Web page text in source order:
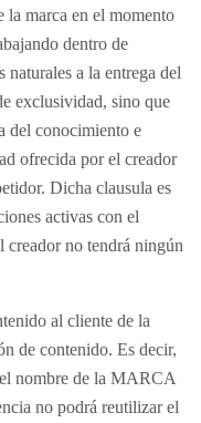
marca en el momento
dentro de
a la entrega del
exclusividad, sino que
del conocimiento e
ofrecida por el creador
Dicha clausula es
activas con el
no tendrá ningún
al cliente de la
de contenido. Es decir,
nombre de la MARCA
no podrá reutilizar el